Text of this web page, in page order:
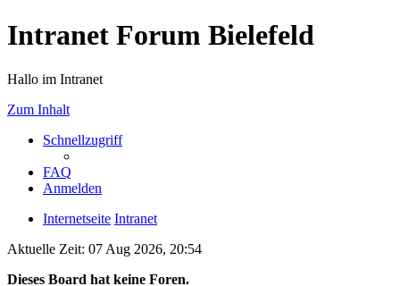
Intranet Forum Bielefeld
Hallo im Intranet
Zum Inhalt
Schnellzugriff
FAQ
Anmelden
Internetseite Intranet
Aktuelle Zeit: 07 Aug 2026, 20:54
Dieses Board hat keine Foren.